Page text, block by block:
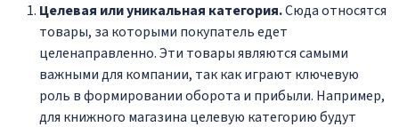
Целевая или уникальная категория.Сюда относятся
товары, за которыми покупатель едет
целенаправленно. Эти товары являются самыми
важными для компании, так как играют ключевую
роль в формировании оборота и прибыли. Например,
для книжного магазина целевую категорию будут